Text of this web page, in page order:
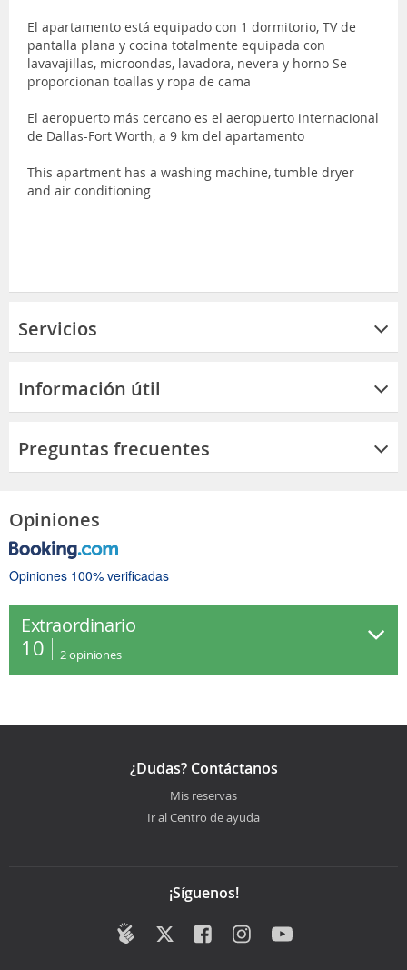
El apartamento está equipado con 1 dormitorio, TV de
pantalla plana y cocina totalmente equipada con
lavavajillas, microondas, lavadora, nevera y horno Se
proporcionan toallas y ropa de cama
El aeropuerto más cercano es el aeropuerto internacional
de Dallas-Fort Worth, a 9 km del apartamento
This apartment has a washing machine, tumble dryer
and air conditioning
Servicios
Información útil
Preguntas frecuentes
Opiniones
Opiniones 100% verificadas
Extraordinario
10 2 opiniones
¿Dudas? Contáctanos
Mis reservas
Ir al Centro de ayuda
¡Síguenos!